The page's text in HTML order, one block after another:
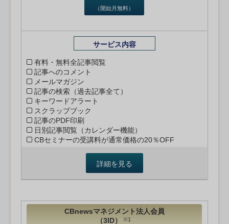
（開始月無料）
サービス内容
有料・無料全記事閲覧
記事へのコメント
メールマガジン
記事の検索（過去記事全て）
キーワードアラート
スクラップブック
記事のPDF印刷
日別記事閲覧（カレンダー機能）
CBセミナーの受講料が通常価格の20％OFF
詳細を見る
CBnewsマネジメント法人会員
（3ID）
※1